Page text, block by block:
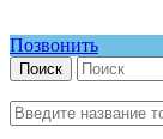
Позвонить
Поиск